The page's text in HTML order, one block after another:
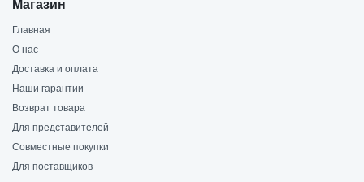
Магазин
Главная
О нас
Доставка и оплата
Наши гарантии
Возврат товара
Для представителей
Совместные покупки
Для поставщиков